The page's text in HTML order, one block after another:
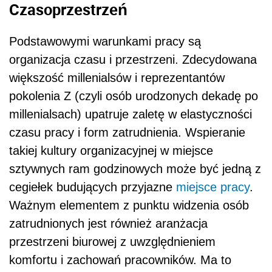
Czasoprzestrzeń
Podstawowymi warunkami pracy są
organizacja czasu i przestrzeni. Zdecydowana
większość millenialsów i reprezentantów
pokolenia Z (czyli osób urodzonych dekadę po
millenialsach) upatruje zaletę w elastyczności
czasu pracy i form zatrudnienia. Wspieranie
takiej kultury organizacyjnej w miejsce
sztywnych ram godzinowych może być jedną z
cegiełek budujących przyjazne miejsce pracy.
Ważnym elementem z punktu widzenia osób
zatrudnionych jest również aranżacja
przestrzeni biurowej z uwzględnieniem
komfortu i zachowań pracowników. Ma to